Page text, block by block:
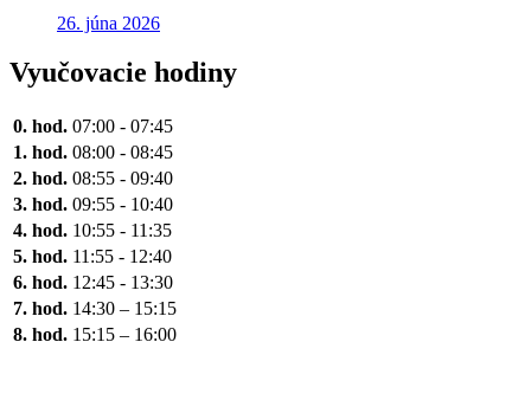
26. júna 2026
Vyučovacie hodiny
0. hod. 07:00 - 07:45
1. hod. 08:00 - 08:45
2. hod. 08:55 - 09:40
3. hod. 09:55 - 10:40
4. hod. 10:55 - 11:35
5. hod. 11:55 - 12:40
6. hod. 12:45 - 13:30
7. hod. 14:30 – 15:15
8. hod. 15:15 – 16:00